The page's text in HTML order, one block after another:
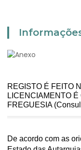
REGISTO É FEITO
LICENCIAMENTO
FREGUESIA
De acordo com as